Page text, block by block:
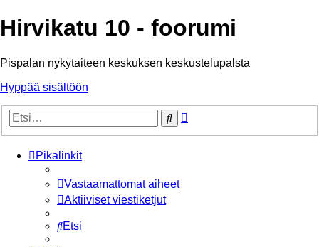
Hirvikatu 10 - foorumi
Pispalan nykytaiteen keskuksen keskustelupalsta
Hyppää sisältöön
Etsi
Pikalinkit
Vastaamattomat aiheet
Aktiiviset viestiketjut
Etsi